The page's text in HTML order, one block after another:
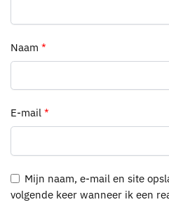
Naam *
E-mail *
Mijn naam, e-mail en site
volgende keer wanneer ik een